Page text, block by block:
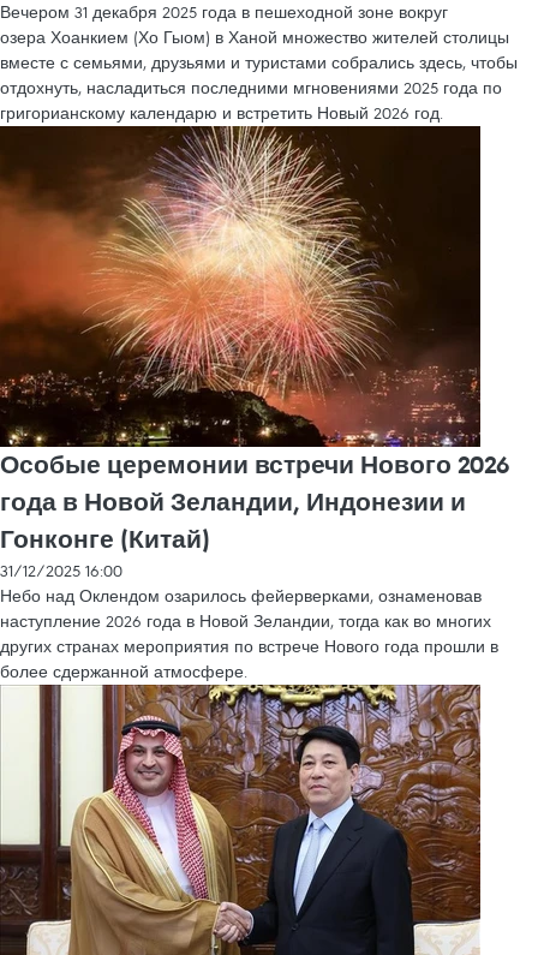
Вечером 31 декабря 2025 года в пешеходной зоне вокруг
озера Хоанкием (Хо Гыом) в Ханой множество жителей столицы
вместе с семьями, друзьями и туристами собрались здесь, чтобы
отдохнуть, насладиться последними мгновениями 2025 года по
григорианскому календарю и встретить Новый 2026 год.
Особые церемонии встречи Нового 2026
года в Новой Зеландии, Индонезии и
Гонконге (Китай)
31/12/2025 16:00
Небо над Оклендом озарилось фейерверками, ознаменовав
наступление 2026 года в Новой Зеландии, тогда как во многих
других странах мероприятия по встрече Нового года прошли в
более сдержанной атмосфере.